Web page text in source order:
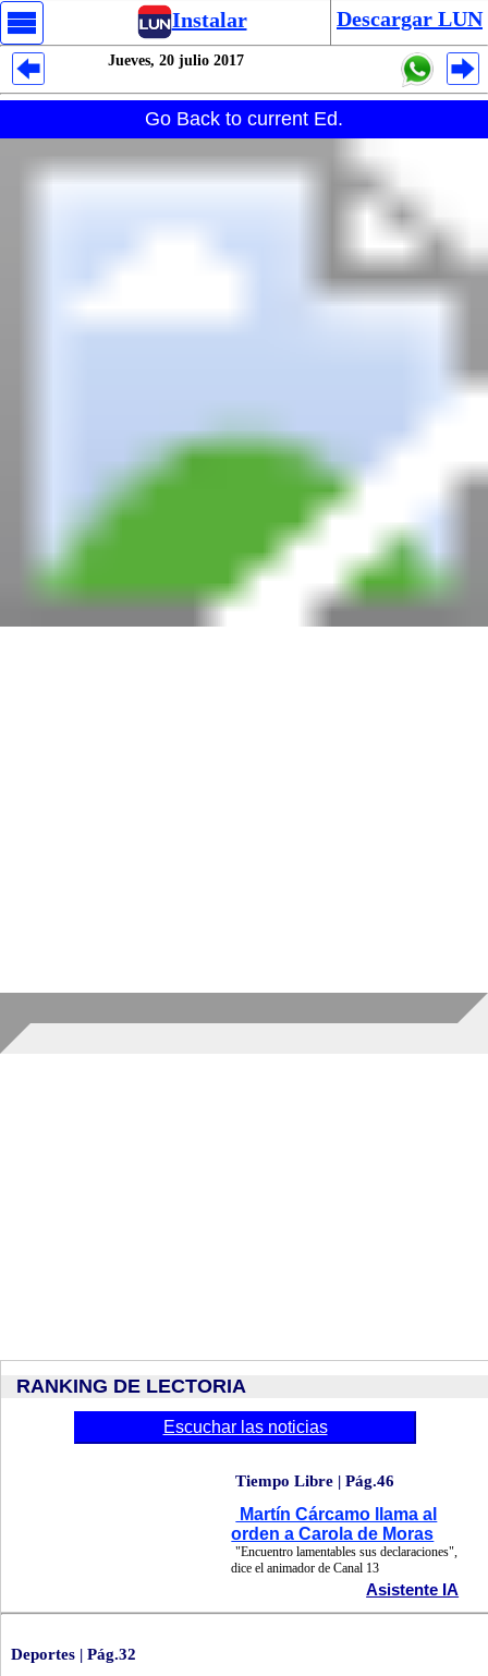
Instalar Descargar LUN
Jueves, 20 julio 2017
Go Back to current Ed.
RANKING DE LECTORIA
Escuchar las noticias
Tiempo Libre | Pág.46
Martín Cárcamo llama al
orden a Carola de Moras
"Encuentro lamentables sus declaraciones",
dice el animador de Canal 13
Asistente IA
Deportes | Pág.32
Despliegues Analytics
Despliegues Totales
Despliegues por Rubros